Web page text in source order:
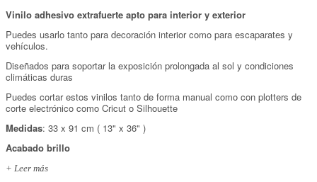
Iniciar sesión/Regístrate
Somos Kimidori
Vinilo adhesivo extrafuerte apto para interior y exterior
Puedes usarlo tanto para decoración interior como para escaparates y
vehículos.
Diseñados para soportar la exposición prolongada al sol y condiciones
climáticas duras
Puedes cortar estos vinilos tanto de forma manual como con plotters de
corte electrónico como Cricut o Silhouette
Medidas: 33 x 91 cm ( 13" x 36" )
Acabado brillo
+ Leer más